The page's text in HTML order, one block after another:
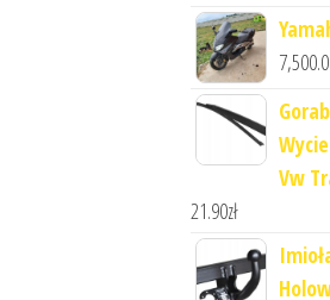
Vw
21.90zł